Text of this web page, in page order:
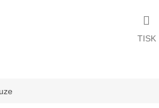
TISK